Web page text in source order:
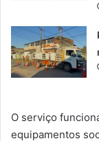
O serviço
equipamentos